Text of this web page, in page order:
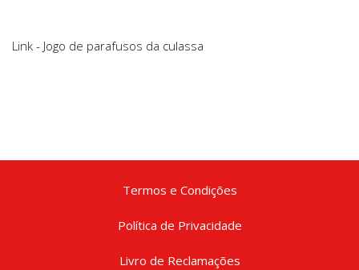
Link - Jogo de parafusos da culassa
Termos e Condições
Política de Privacidade
Livro de Reclamações